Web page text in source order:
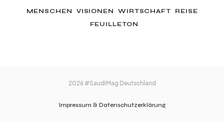
MENSCHEN VISIONEN WIRTSCHAFT
REISE
FEUILLETON
2026 #SaudiMag Deutschland
Impressum & Datenschutzerklärung